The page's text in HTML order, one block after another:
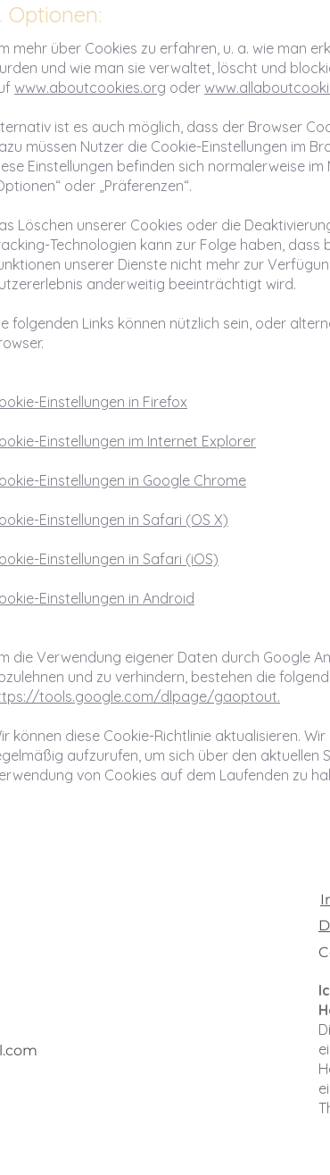
Optionen:
mehr über Cookies zu erfahren, u. a. wie man
und wie man sie verwaltet, löscht und
www.aboutcookies.org oder
ist es auch möglich, dass der Browser
müssen Nutzer die Cookie-Einstellungen im
Einstellungen befinden sich normalerweise
oder „Präferenzen“.
Löschen unserer Cookies oder die
Technologien kann zur Folge haben, dass
unserer Dienste nicht mehr zur
anderweitig beeinträchtigt wird.
folgenden Links können nützlich sein, oder
Einstellungen in Firefox
Einstellungen im Internet Explorer
Einstellungen in Google Chrome
Einstellungen in Safari (OS X)
Einstellungen in Safari (iOS)
Einstellungen in Android
die Verwendung eigener Daten durch Google
und zu verhindern, bestehen die
tools.google.com/dlpage/gaoptout.
können diese Cookie-Richtlinie aktualisieren.
aufzurufen, um sich über den aktuellen
von Cookies auf dem Laufenden zu
D